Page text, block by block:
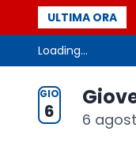
ULTIMA ORASe
Loading...
GIO
6 6